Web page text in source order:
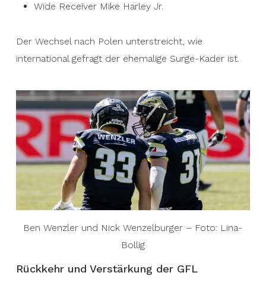
Wide Receiver Mike Harley Jr.
Der Wechsel nach Polen unterstreicht, wie
international gefragt der ehemalige Surge-Kader ist.
Ben Wenzler und Nick Wenzelburger – Foto: Lina-
Bollig
Rückkehr und Verstärkung der GFL